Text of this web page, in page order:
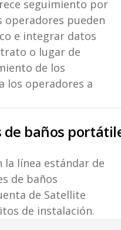
seguimiento por
operadores pueden
e integrar datos
o lugar de
de los
los operadores a
baños
la línea estándar de
de baños
de Satellite
de instalación.